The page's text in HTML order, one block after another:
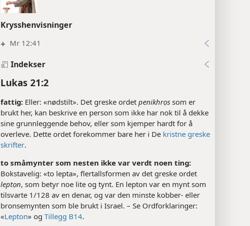
Krysshenvisninger
+ Mr 12:41
Indekser
Lukas 21:2
fattig: Eller: «nødstilt». Det greske ordet penikhrọs som er
brukt her, kan beskrive en person som ikke har nok til å dekke
sine grunnleggende behov, eller som kjemper hardt for å
overleve. Dette ordet forekommer bare her i De kristne greske
skrifter.
to småmynter som nesten ikke var verdt noen ting:
Bokstavelig: «to lepta», flertallsformen av det greske ordet
leptọn, som betyr noe lite og tynt. En lepton var en mynt som
tilsvarte 1/128 av en denar, og var den minste kobber- eller
bronsemynten som ble brukt i Israel. – Se Ordforklaringer:
«Lepton» og Tillegg B14.